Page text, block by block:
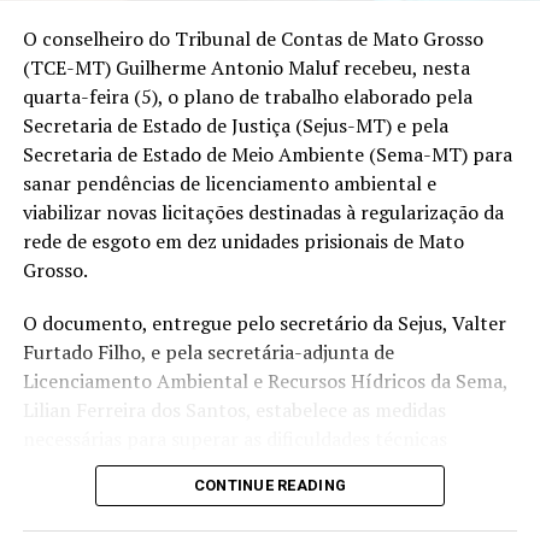
PRODUÇÃO
POSIÇÃO NO RANKING DE MT
🌽Milho
🌱Soja
17ª
☁️Algodão
15ª
Fonte: Imea
Mas a transformação da cidade não foi impulsionada
apenas pelo aumento da produção agrícola. Ela também
foi resultado de uma
forma de produzir que buscou
conservar o solo desde os primeiros anos de
ocupaçãoda região.
maioria dos produtores de Boa Esperança, conforme
apurado pela reportagem. Além de reduzir a erosão,
O conselheiro do Tribunal de Contas de Mato Grosso
(TCE-MT) Guilherme Antonio Maluf recebeu, nesta
quarta-feira (5), o plano de trabalho elaborado pela
Secretaria de Estado de Justiça (Sejus-MT) e pela
Secretaria de Estado de Meio Ambiente (Sema-MT) para
sanar pendências de licenciamento ambiental e
viabilizar novas licitações destinadas à regularização da
rede de esgoto em dez unidades prisionais de Mato
Grosso.
O documento, entregue pelo secretário da Sejus, Valter
Furtado Filho, e pela secretária-adjunta de
Licenciamento Ambiental e Recursos Hídricos da Sema,
Lilian Ferreira dos Santos, estabelece as medidas
identificadas no certame suspenso pelo Tribunal de
Contas em 2024.
CONTINUE READING